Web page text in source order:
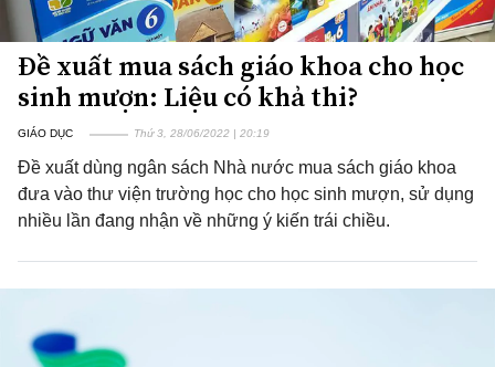
Đề xuất mua sách giáo khoa cho học
sinh mượn: Liệu có khả thi?
GIÁO DỤC Thứ 3, 28/06/2022 | 20:19
Đề xuất dùng ngân sách Nhà nước mua sách giáo khoa
đưa vào thư viện trường học cho học sinh mượn, sử dụng
nhiều lần đang nhận về những ý kiến trái chiều.